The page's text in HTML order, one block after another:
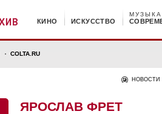
КИНО ИСКУССТВО
МУЗЫКА
COLTA.RU
НОВОСТИ
ЯРОСЛАВ ФРЕТ